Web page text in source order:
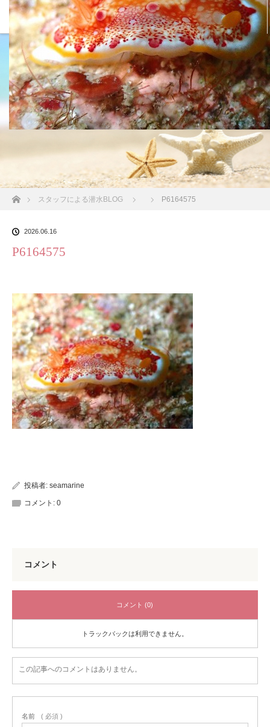
沖縄の海 BLOG
ホームスタッフによる潜水BLOG P6164575
2026.06.16
P6164575
投稿者: seamarine
コメント: 0
コメント
コメント (0)
トラックバックは利用できません。
この記事へのコメントはありません。
名前 ( 必須 )